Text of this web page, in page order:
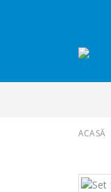
ACASĂ